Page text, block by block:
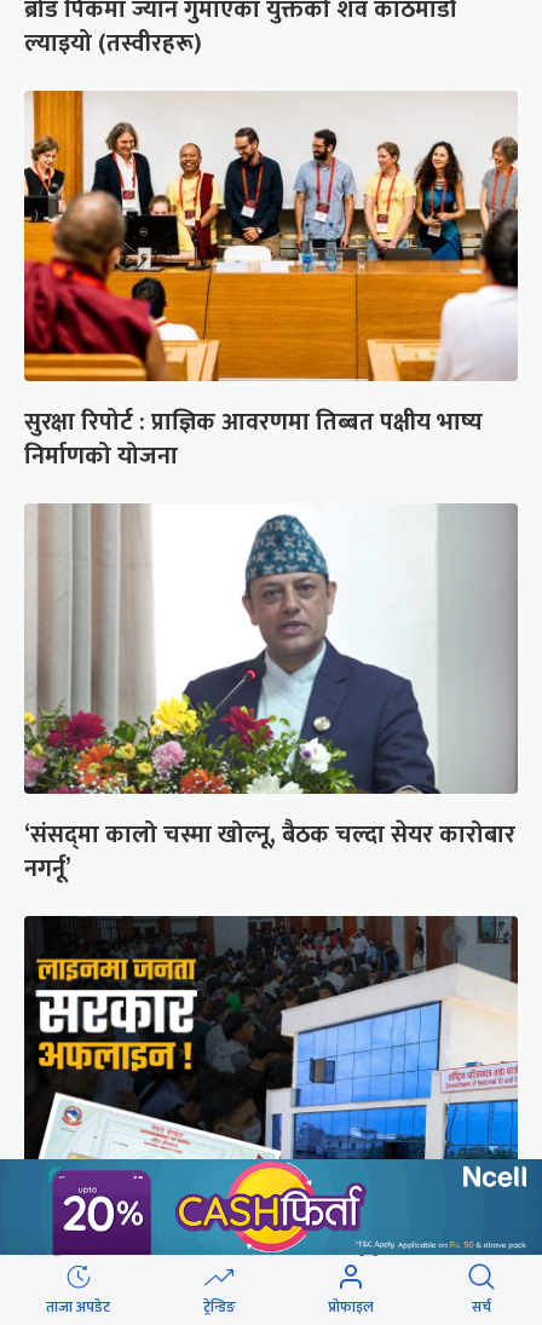
ब्रोड पिकमा ज्यान गुमाएका युक्तको शव काठमाडौं
ल्याइयो (तस्वीरहरू)
सुरक्षा रिपोर्ट : प्राज्ञिक आवरणमा तिब्बत पक्षीय भाष्य
निर्माणको योजना
‘संसद्‍मा कालो चस्मा खोल्नू, बैठक चल्दा सेयर कारोबार
नगर्नू’
राष्ट्रिय परिचयपत्रको ‘सर्भर’ समस्याले १६ निकायका
काम प्रभावित
ताजा अपडेट ट्रेन्डिङ प्रोफाइल सर्च